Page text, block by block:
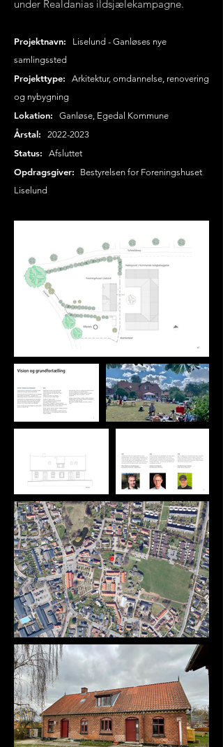
under Realdanias ildsjælekampagne.
Projektnavn: Liselund - Ganløses nye
samlingssted
Projekttype: Arkitektur, omdannelse, renovering
og nybygning
Lokation: Ganløse, Egedal Kommune
Årstal: 2022-2023
Status: Afsluttet
Opdragsgiver: Bestyrelsen for Foreningshuset
Liselund